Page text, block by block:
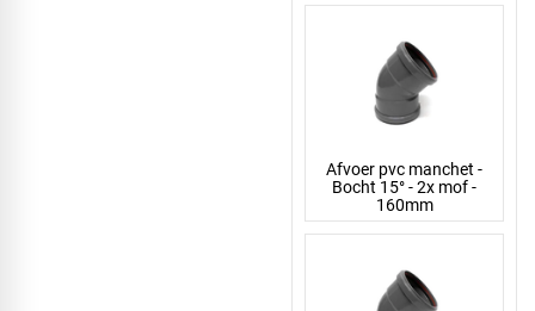
Afvoer pvc manchet -
Bocht 15° - 2x mof -
160mm